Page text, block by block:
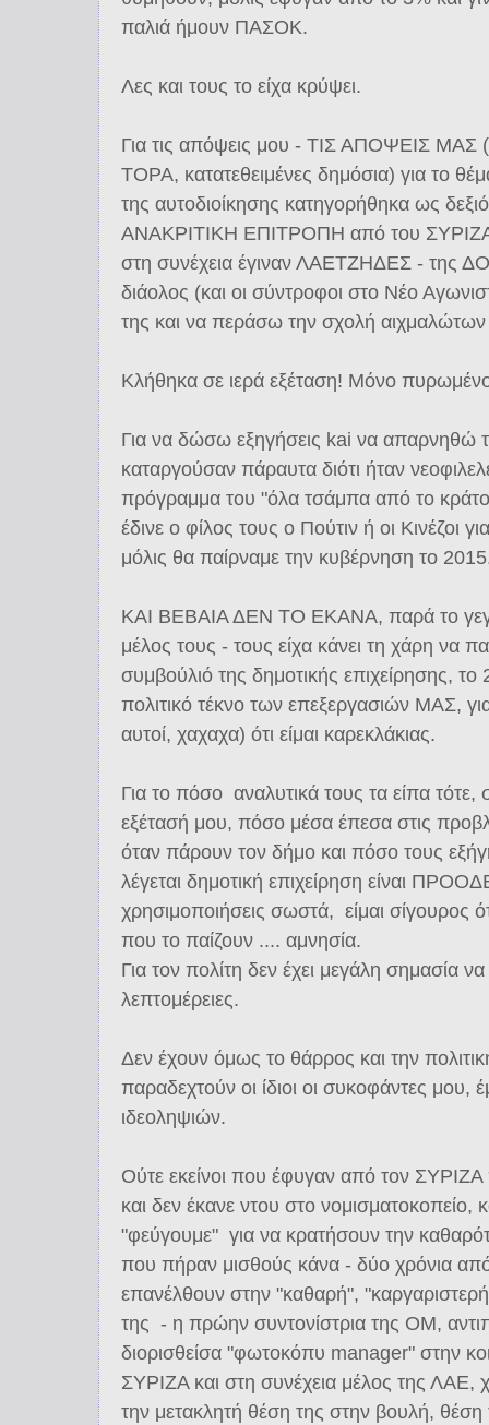
παλιά ήμουν ΠΑΣΟΚ.
Λες και τους το είχα κρύψει.
Για τις απόψεις μου - ΤΙΣ ΑΠΟΨΕΙΣ ΜΑΣ
ΤΟΡΑ, κατατεθειμένες δημόσια) για το
της αυτοδιοίκησης κατηγορήθηκα ως
ΑΝΑΚΡΙΤΙΚΗ ΕΠΙΤΡΟΠΗ από του
στη συνέχεια έγιναν ΛΑΕΤΖΗΔΕΣ - της
διάολος (και οι σύντροφοι στο Νέο
της και να περάσω την σχολή
Κλήθηκα σε ιερά εξέταση! Μόνο
Για να δώσω εξηγήσεις kai να
καταργούσαν πάραυτα διότι ήταν
πρόγραμμα του "όλα τσάμπα από το
έδινε ο φίλος τους ο Πούτιν ή οι Κινέζοι
μόλις θα παίρναμε την κυβέρνηση το
ΚΑΙ ΒΕΒΑΙΑ ΔΕΝ ΤΟ ΕΚΑΝΑ, παρά το
μέλος τους - τους είχα κάνει τη χάρη να
συμβούλιό της δημοτικής επιχείρησης,
πολιτικό τέκνο των επεξεργασιών ΜΑΣ,
αυτοί, χαχαχα) ότι είμαι καρεκλάκιας.
Για το πόσο αναλυτικά τους τα είπα
εξέτασή μου, πόσο μέσα έπεσα στις
όταν πάρουν τον δήμο και πόσο τους
λέγεται δημοτική επιχείρηση είναι
χρησιμοποιήσεις σωστά, είμαι σίγουρος
που το παίζουν .... αμνησία.
Για τον πολίτη δεν έχει μεγάλη σημασία
λεπτομέρειες.
Δεν έχουν όμως το θάρρος και την
παραδεχτούν οι ίδιοι οι συκοφάντες μου,
ιδεοληψιών.
Ούτε εκείνοι που έφυγαν από τον ΣΥΡΙΖΑ
και δεν έκανε ντου στο νομισματοκοπείο,
"φεύγουμε" για να κρατήσουν την
που πήραν μισθούς κάνα - δύο χρόνια
επανέλθουν στην "καθαρή",
της - η πρώην συντονίστρια της ΟΜ,
διορισθείσα "φωτοκόπυ manager" στην
ΣΥΡΙΖΑ και στη συνέχεια μέλος της ΛΑΕ,
την μετακλητή θέση της στην βουλή,